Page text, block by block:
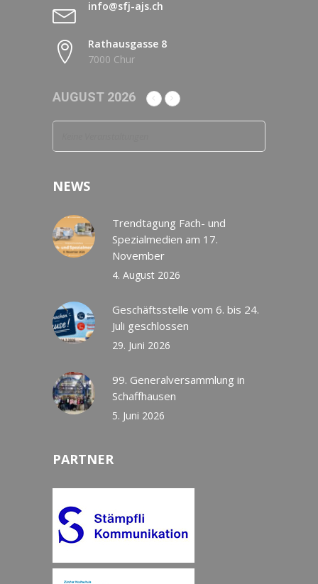
info@sfj-ajs.ch
Rathausgasse 8
7000 Chur
AUGUST 2026
NEWS
Trendtagung Fach- und
Spezialmedien am 17.
November
4. August 2026
Geschäftsstelle vom 6. bis 24.
Juli geschlossen
29. Juni 2026
99. Generalversammlung in
Schaffhausen
5. Juni 2026
PARTNER